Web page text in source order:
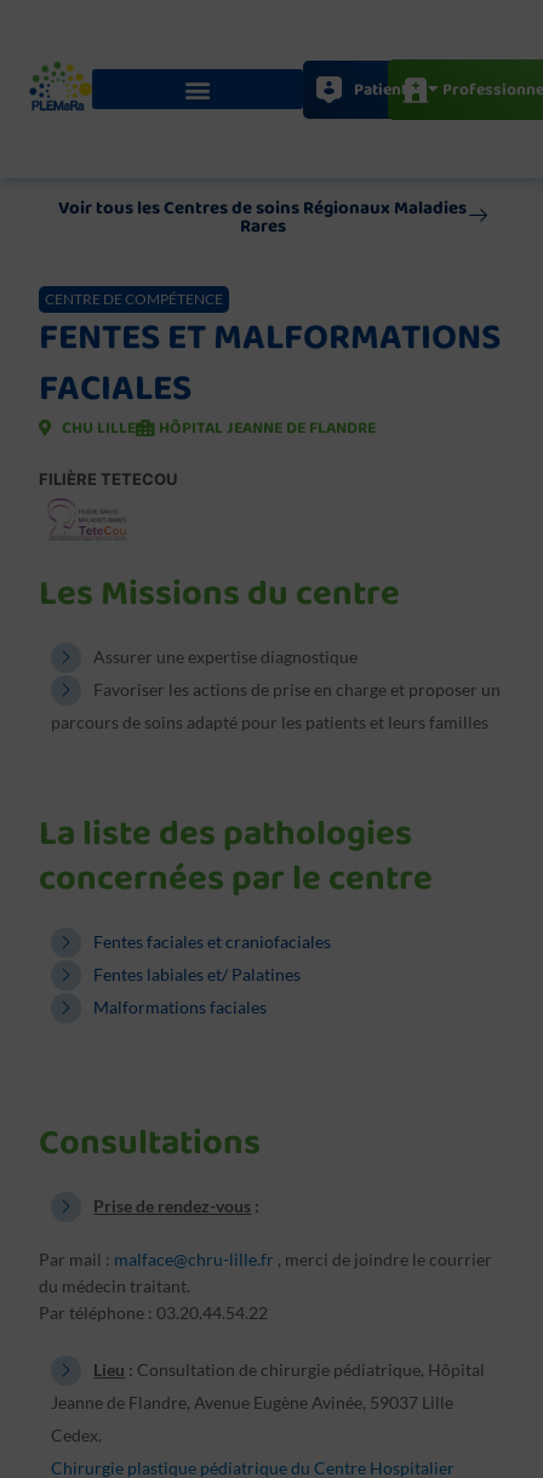
contenu
Patients
Voir tous les Centres de soins Régionaux Maladies
Rares
CENTRE DE COMPÉTENCE
FENTES ET MALFORMATIONS
FACIALES
CHU LILLE HÔPITAL JEANNE DE FLANDRE
FILIÈRE TETECOU
Les Missions du centre
Assurer une expertise diagnostique
Favoriser les actions de prise en charge et proposer un
parcours de soins adapté pour les patients et leurs familles
La liste des pathologies
concernées par le centre
Fentes faciales et craniofaciales
Fentes labiales et/ Palatines
Malformations faciales
Consultations
Prise de rendez-vous :
Par mail : malface@chru-lille.fr , merci de joindre le courrier
du médecin traitant.
Par téléphone : 03.20.44.54.22
Lieu : Consultation de chirurgie pédiatrique, Hôpital
Jeanne de Flandre, Avenue Eugène Avinée, 59037 Lille
Cedex.
Chirurgie plastique pédiatrique du Centre Hospitalier